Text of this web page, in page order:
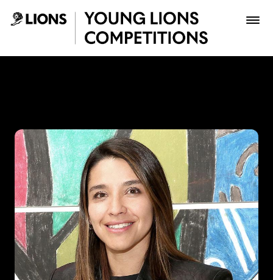
Saltar al contenido principal
Inscribir
Boletería